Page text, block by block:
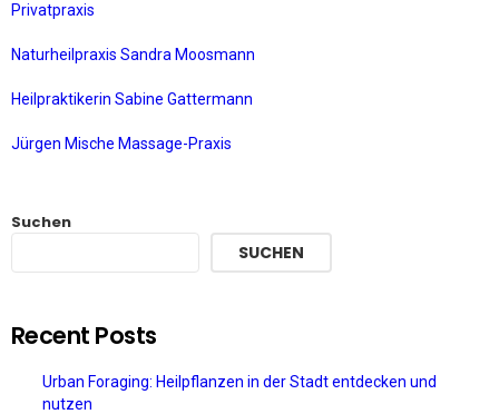
Privatpraxis
Naturheilpraxis Sandra Moosmann
Heilpraktikerin Sabine Gattermann
Jürgen Mische Massage-Praxis
Suchen
SUCHEN
Recent Posts
Urban Foraging: Heilpflanzen in der Stadt entdecken und
nutzen